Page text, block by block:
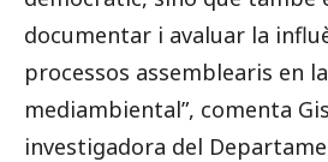
documentar i avaluar la
processos assemblearis en
mediambiental”, comenta
investigadora del